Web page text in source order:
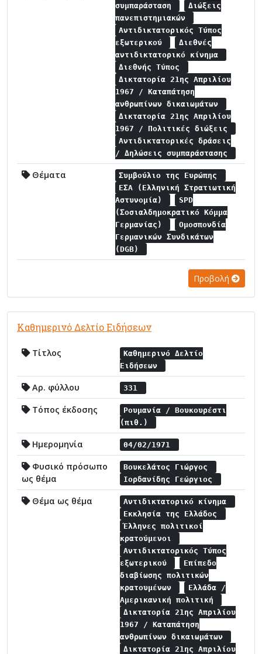
συμπαράσταση
Διώξεις
πανεπιστημιακών
Αντιδικτατορικός Τύπος
εξωτερικού
Διεθνές
αντιδικτατορικό κίνημα
Διεθνής Τύπος
Δικτατορία 21ης Απριλίου
1967 / Καταπάτηση
ανθρωπίνων δικαιωμάτων
Δικτατορία 21ης Απριλίου
1967 / Πολιτικές διώξεις
Αντιδικτατορικές δράσεις
/ Δηλώσεις συμπαράστασης
Θέματα
Συμβούλιο της Ευρώπης
ΕΣΑ (Ελληνική Στρατιωτική
Αστυνομία)
SPD
(Σοσιαλδημοκρατικό Κόμμα
Γερμανίας)
Ομοσπονδία
Γερμανικών Συνδικάτων
(DGB)
Προβολή
Καθημερινό Δελτίο Ειδήσεων
Τίτλος
Καθημερινό Δελτίο
Ειδήσεων
Αρ. φύλλου 331
Τόπος έκδοσης
Ρουμανία / Βουκουρέστι
(πιθ.)
Ημερομηνία 04/02/1971
Φυσικό πρόσωπο
ως θέμα
Βουκελάτος Γιώργος
Ιορδανίδης Γεώργιος
Θέμα ως θέμα
Αντιδικτατορικό κίνημα
Εκκλησία της Ελλάδος
Έλληνες πολιτικοί
κρατούμενοι
Αντιδικτατορικός Τύπος
εξωτερικού
Επίπεδο
διαβίωσης πολιτικών
κρατουμένων
Ελλάδα /
Αμερικανική πολιτική
Δικτατορία 21ης Απριλίου
1967 / Καταπάτηση
ανθρωπίνων δικαιωμάτων
Δικτατορία 21ης Απριλίου